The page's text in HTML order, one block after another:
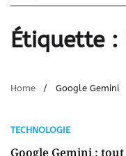
Étiquette :
Home Google Gemini
TECHNOLOGIE
Google Gemini :